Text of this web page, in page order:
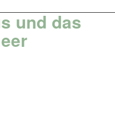
und das